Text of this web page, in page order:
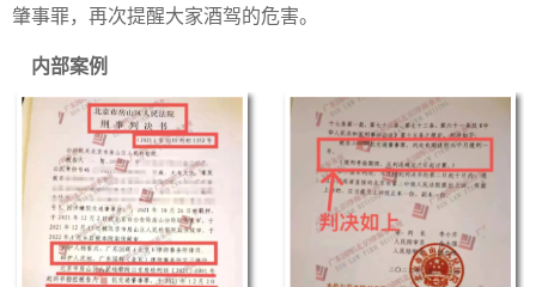
肇事罪，再次提醒大家酒驾的危害。
内部案例